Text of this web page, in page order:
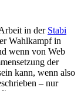
in der Stabi
Wahlkampf in
wenn von Web
der
kann, wenn also
– nur